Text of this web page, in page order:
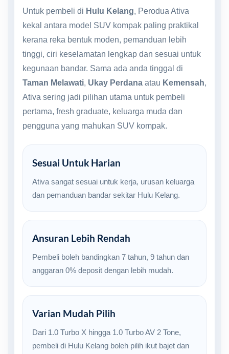
Untuk pembeli di Hulu Kelang, Perodua Ativa
kekal antara model SUV kompak paling praktikal
kerana reka bentuk moden, pemanduan lebih
tinggi, ciri keselamatan lengkap dan sesuai untuk
kegunaan bandar. Sama ada anda tinggal di
Taman Melawati, Ukay Perdana atau Kemensah,
Ativa sering jadi pilihan utama untuk pembeli
pertama, fresh graduate, keluarga muda dan
pengguna yang mahukan SUV kompak.
Sesuai Untuk Harian
Ativa sangat sesuai untuk kerja, urusan keluarga
dan pemanduan bandar sekitar Hulu Kelang.
Ansuran Lebih Rendah
Pembeli boleh bandingkan 7 tahun, 9 tahun dan
anggaran 0% deposit dengan lebih mudah.
Varian Mudah Pilih
Dari 1.0 Turbo X hingga 1.0 Turbo AV 2 Tone,
pembeli di Hulu Kelang boleh pilih ikut bajet dan